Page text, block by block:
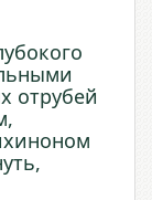
отрубей